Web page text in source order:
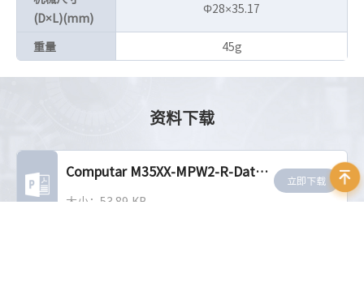
(D×L)(mm)
Φ28×35.17
重量 45g
资料下载
Computar M35XX-MPW2-R-Datasheet-EN
大小：53.89 KB
立即下载